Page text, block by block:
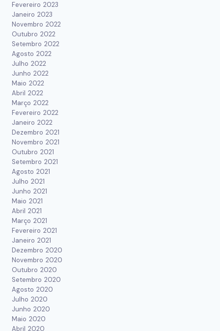
Fevereiro 2023
Janeiro 2023
Novembro 2022
Outubro 2022
Setembro 2022
Agosto 2022
Julho 2022
Junho 2022
Maio 2022
Abril 2022
Março 2022
Fevereiro 2022
Janeiro 2022
Dezembro 2021
Novembro 2021
Outubro 2021
Setembro 2021
Agosto 2021
Julho 2021
Junho 2021
Maio 2021
Abril 2021
Março 2021
Fevereiro 2021
Janeiro 2021
Dezembro 2020
Novembro 2020
Outubro 2020
Setembro 2020
Agosto 2020
Julho 2020
Junho 2020
Maio 2020
Abril 2020